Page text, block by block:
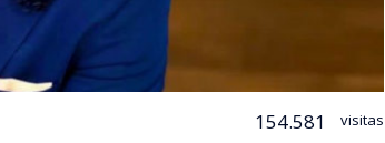
154.581 visitas